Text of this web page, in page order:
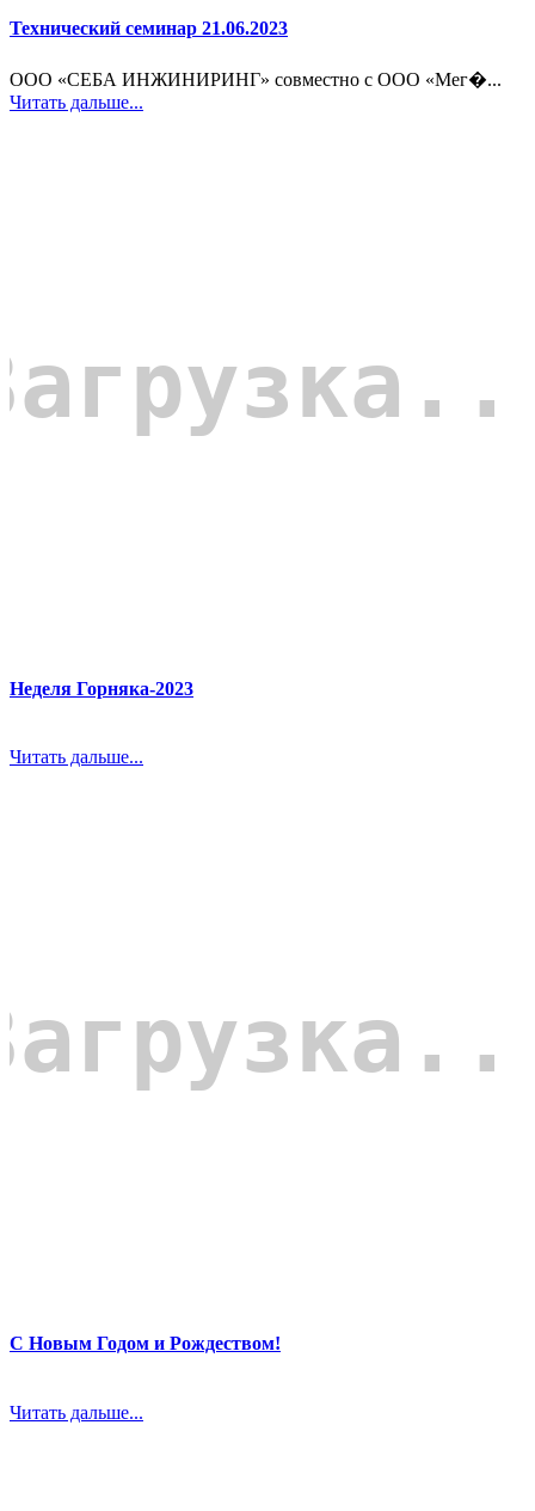
Технический семинар 21.06.2023
ООО «СЕБА ИНЖИНИРИНГ» совместно с ООО «Мег�...
Читать дальше...
Неделя Горняка-2023
Читать дальше...
С Новым Годом и Рождеством!
Читать дальше...